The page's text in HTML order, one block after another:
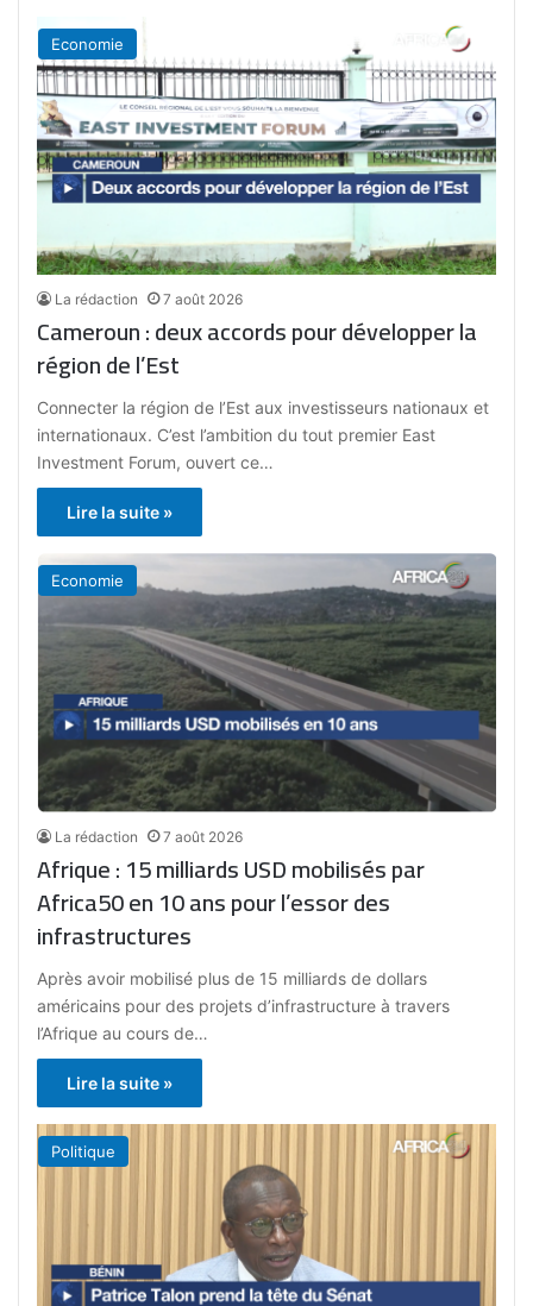
Economie
La rédaction 7 août 2026
Cameroun : deux accords pour développer la
région de l’Est
Connecter la région de l’Est aux investisseurs nationaux et
internationaux. C’est l’ambition du tout premier East
Investment Forum, ouvert ce…
Lire la suite »
Economie
La rédaction 7 août 2026
Afrique : 15 milliards USD mobilisés par
Africa50 en 10 ans pour l’essor des
infrastructures
Après avoir mobilisé plus de 15 milliards de dollars
américains pour des projets d’infrastructure à travers
l’Afrique au cours de…
Lire la suite »
Politique